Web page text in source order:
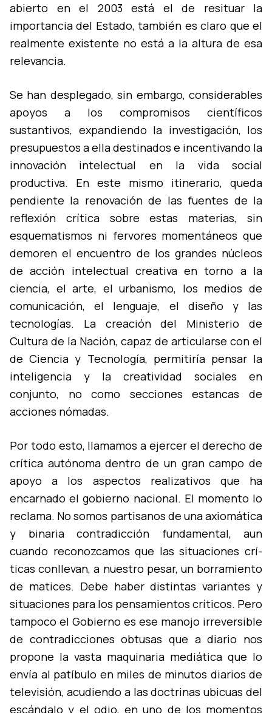
abierto en el 2003 está el de resituar la
importancia del Estado, también es claro que el
realmente existente no está a la altura de esa
relevancia.
Se han desplegado, sin embargo, considerables
apoyos a los compromisos cientí­ficos
sustantivos, expandiendo la investigación, los
presupuestos a ella destinados e incentivando la
innovación intelectual en la vida social
productiva. En este mismo itinerario, queda
pendiente la renovación de las fuentes de la
reflexión crí­tica sobre estas materias, sin
esquematismos ni fervores momentáneos que
demoren el encuentro de los grandes núcleos
de acción intelectual creativa en torno a la
ciencia, el arte, el urbanismo, los medios de
comunicación, el lenguaje, el diseño y las
tecnologí­as. La creación del Ministerio de
Cultura de la Nación, capaz de articularse con el
de Ciencia y Tecnologí­a, permitirí­a pensar la
inteligencia y la creatividad sociales en
conjunto, no como secciones estancas de
acciones nómadas.
Por todo esto, llamamos a ejercer el derecho de
crí­tica autónoma dentro de un gran campo de
apoyo a los aspectos realizativos que ha
encarnado el gobierno nacional. El momento lo
reclama. No somos partisanos de una axiomática
y binaria contradicción fundamental, aun
cuando reconozcamos que las situaciones crí­
ticas conllevan, a nuestro pesar, un borramiento
de matices. Debe haber distintas variantes y
situaciones para los pensamientos crí­ticos. Pero
tampoco el Gobierno es ese manojo irreversible
de contradicciones obtusas que a diario nos
propone la vasta maquinaria mediática que lo
enví­a al patí­bulo en miles de minutos diarios de
televisión, acudiendo a las doctrinas ubicuas del
escándalo y el odio, en uno de los momentos
La organización vence al tiempo